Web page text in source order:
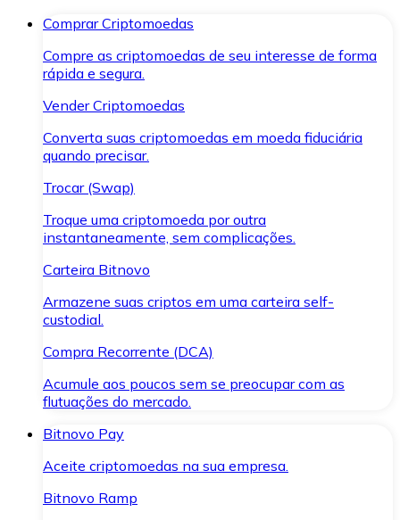
Comprar Criptomoedas
Compre as criptomoedas de seu interesse de forma
rápida e segura.
Vender Criptomoedas
Converta suas criptomoedas em moeda fiduciária
quando precisar.
Trocar (Swap)
Troque uma criptomoeda por outra
instantaneamente, sem complicações.
Carteira Bitnovo
Armazene suas criptos em uma carteira self-
custodial.
Compra Recorrente (DCA)
Acumule aos poucos sem se preocupar com as
flutuações do mercado.
Bitnovo Pay
Aceite criptomoedas na sua empresa.
Bitnovo Ramp